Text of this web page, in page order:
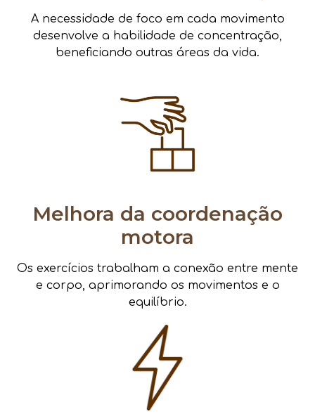
A necessidade de foco em cada movimento
desenvolve a habilidade de concentração,
beneficiando outras áreas da vida.
Melhora da coordenação
motora
Os exercícios trabalham a conexão entre mente
e corpo, aprimorando os movimentos e o
equilíbrio.